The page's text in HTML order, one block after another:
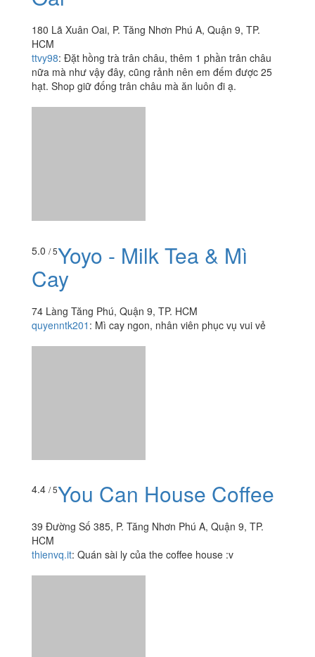
180 Lã Xuân Oai, P. Tăng Nhơn Phú A, Quận 9, TP.
HCM
ttvy98: Đặt hồng trà trân châu, thêm 1 phần trân châu
nữa mà như vậy đây, cũng rảnh nên em đếm được 25
hạt. Shop giữ đống trân châu mà ăn luôn đi ạ.
quyenntk201:Mì cay ngon, nhân viên phục vụ vui vẻ
4.4 / 5You Can House Coffee
39 Đường Số 385, P. Tăng Nhơn Phú A, Quận 9, TP.
HCM
Yokan Tea Coffee
15 Đường Số 385, Quận 9, TP. HCM
ttvy98:Quán rộng vừa, dễ tìm từ đầu đường 385 đi vào